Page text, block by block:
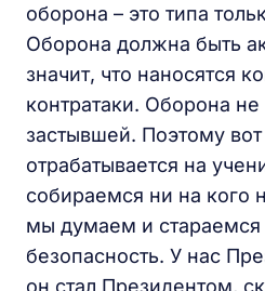
оборона – это типа
Оборона должна быть
значит, что наносятся
контратаки. Оборона
застывшей. Поэтому вот
отрабатывается на
собираемся ни на кого
мы думаем и стараемся
безопасность. У нас
он стал Президентом,